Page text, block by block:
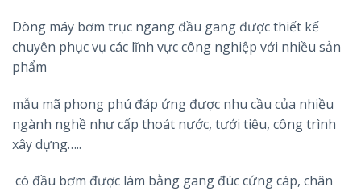
Dòng máy bơm trục ngang đầu gang được thiết kế
chuyên phục vụ các lĩnh vực công nghiệp với nhiều sản
phẩm
mẫu mã phong phú đáp ứng được nhu cầu của nhiều
ngành nghề như cấp thoát nước, tưới tiêu, công trình
xây dựng…..
có đầu bơm được làm bằng gang đúc cứng cáp, chân